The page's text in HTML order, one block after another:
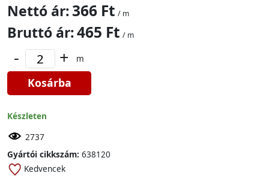
Nettó ár:366 Ft / m
Bruttó ár:465 Ft / m
- + m
Kosárba
Készleten
2737
Gyártói cikkszám: 638120
Kedvencek